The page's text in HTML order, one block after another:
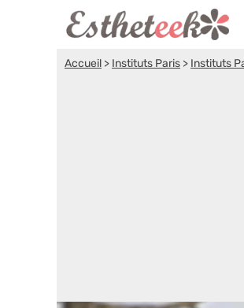
Accueil > Instituts Paris > Instituts